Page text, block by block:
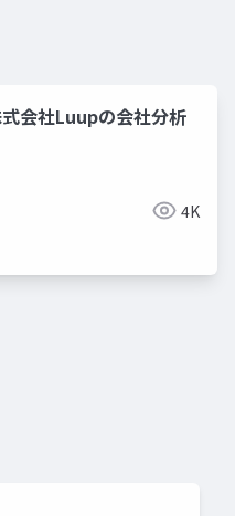
会社Luupの会社分析
4K